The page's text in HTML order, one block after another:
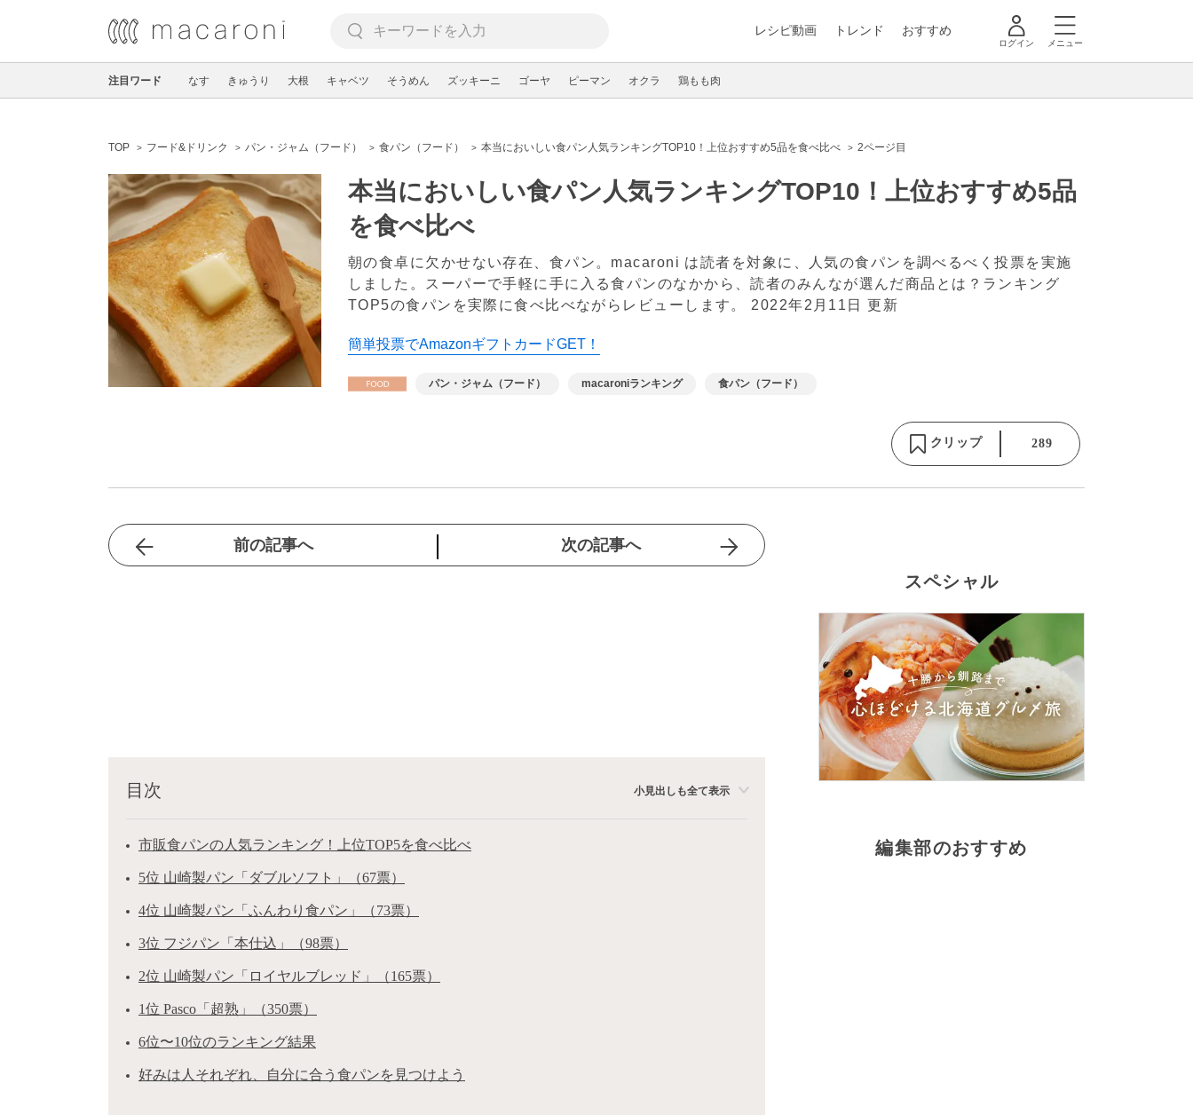
レシピ動画 トレンド おすすめ
ログイン メニュー
注目ワード なす きゅうり 大根 キャベツ そうめん ズッキーニ ゴーヤ ピーマン オクラ 鶏もも肉
TOP フード&ドリンク パン・ジャム（フード） 食パン（フード） 本当においしい食パン人気ランキングTOP10！上位おすすめ5品を食べ比べ 2ページ目
本当においしい食パン人気ランキングTOP10！上位おすすめ5品
を食べ比べ
朝の食卓に欠かせない存在、食パン。macaroni は読者を対象に、人気の食パンを調べるべく投票を実施
しました。スーパーで手軽に手に入る食パンのなかから、読者のみんなが選んだ商品とは？ランキング
TOP5の食パンを実際に食べ比べながらレビューします。 2022年2月11日 更新
簡単投票でAmazonギフトカードGET！
パン・ジャム（フード） macaroniランキング 食パン（フード）
クリップ 289
前の記事へ 次の記事へ
目次 小見出しも全て表示
市販食パンの人気ランキング！上位TOP5を食べ比べ
5位 山崎製パン「ダブルソフト」（67票）
4位 山崎製パン「ふんわり食パン」（73票）
3位 フジパン「本仕込」（98票）
2位 山崎製パン「ロイヤルブレッド」（165票）
1位 Pasco「超熟」（350票）
6位〜10位のランキング結果
好みは人それぞれ、自分に合う食パンを見つけよう
スペシャル
編集部のおすすめ